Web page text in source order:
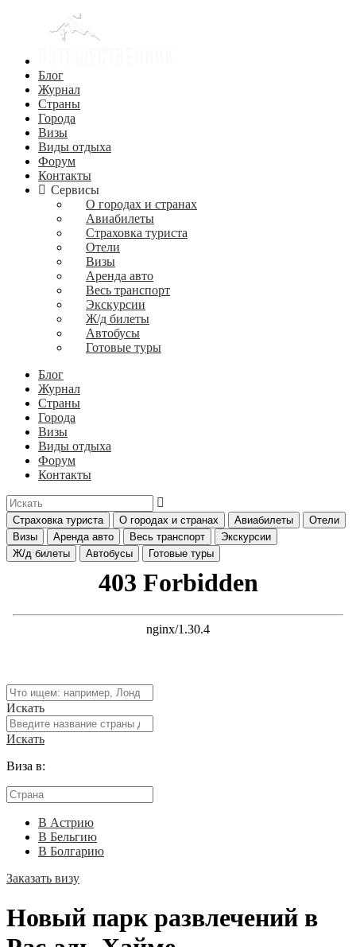
Блог
Журнал
Страны
Города
Визы
Виды отдыха
Форум
Контакты
Сервисы
О городах и странах
Авиабилеты
Страховка туриста
Отели
Визы
Аренда авто
Весь транспорт
Экскурсии
Ж/д билеты
Автобусы
Готовые туры
Блог
Журнал
Страны
Города
Визы
Виды отдыха
Форум
Контакты
Страховка туриста О городах и странах Авиабилеты
Отели
Визы
Аренда авто Весь транспорт
Экскурсии
Ж/д билеты
Автобусы Готовые туры
Искать
Искать
Виза в:
В Астрию
В Бельгию
В Болгарию
Заказать визу
Новый парк развлечений в